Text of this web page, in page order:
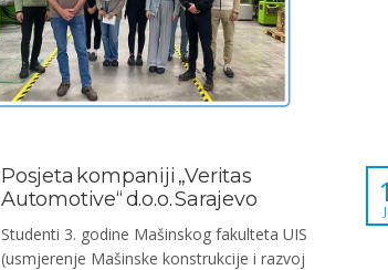
Posjeta kompaniji „Veritas
Automotive“ d.o.o. Sarajevo
Studenti 3. godine Mašinskog fakulteta UIS
(usmjerenje Mašinske konstrukcije i razvoj